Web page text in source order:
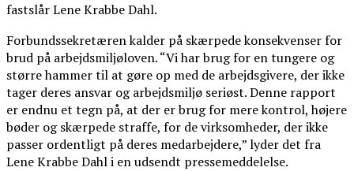
fastslår Lene Krabbe Dahl.
Forbundssekretæren kalder på skærpede konsekvenser for
brud på arbejdsmiljøloven. “Vi har brug for en tungere og
større hammer til at gøre op med de arbejdsgivere, der ikke
tager deres ansvar og arbejdsmiljø seriøst. Denne rapport
er endnu et tegn på, at der er brug for mere kontrol, højere
bøder og skærpede straffe, for de virksomheder, der ikke
passer ordentligt på deres medarbejdere,” lyder det fra
Lene Krabbe Dahl i en udsendt pressemeddelelse.